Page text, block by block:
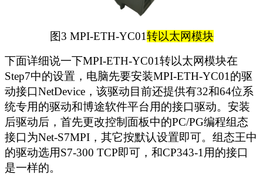
图3 MPI-ETH-YC01转以太网模块
下面详细说一下MPI-ETH-YC01转以太网模块在
Step7中的设置，电脑先要安装MPI-ETH-YC01的驱
动接口NetDevice，该驱动目前还提供有32和64位系
统专用的驱动和博途软件平台用的接口驱动。安装
后驱动后，首先更改控制面板中的PC/PG编程组态
接口为Net-S7MPI，其它按默认设置即可。组态王中
的驱动选用S7-300 TCP即可，和CP343-1用的接口
是一样的。